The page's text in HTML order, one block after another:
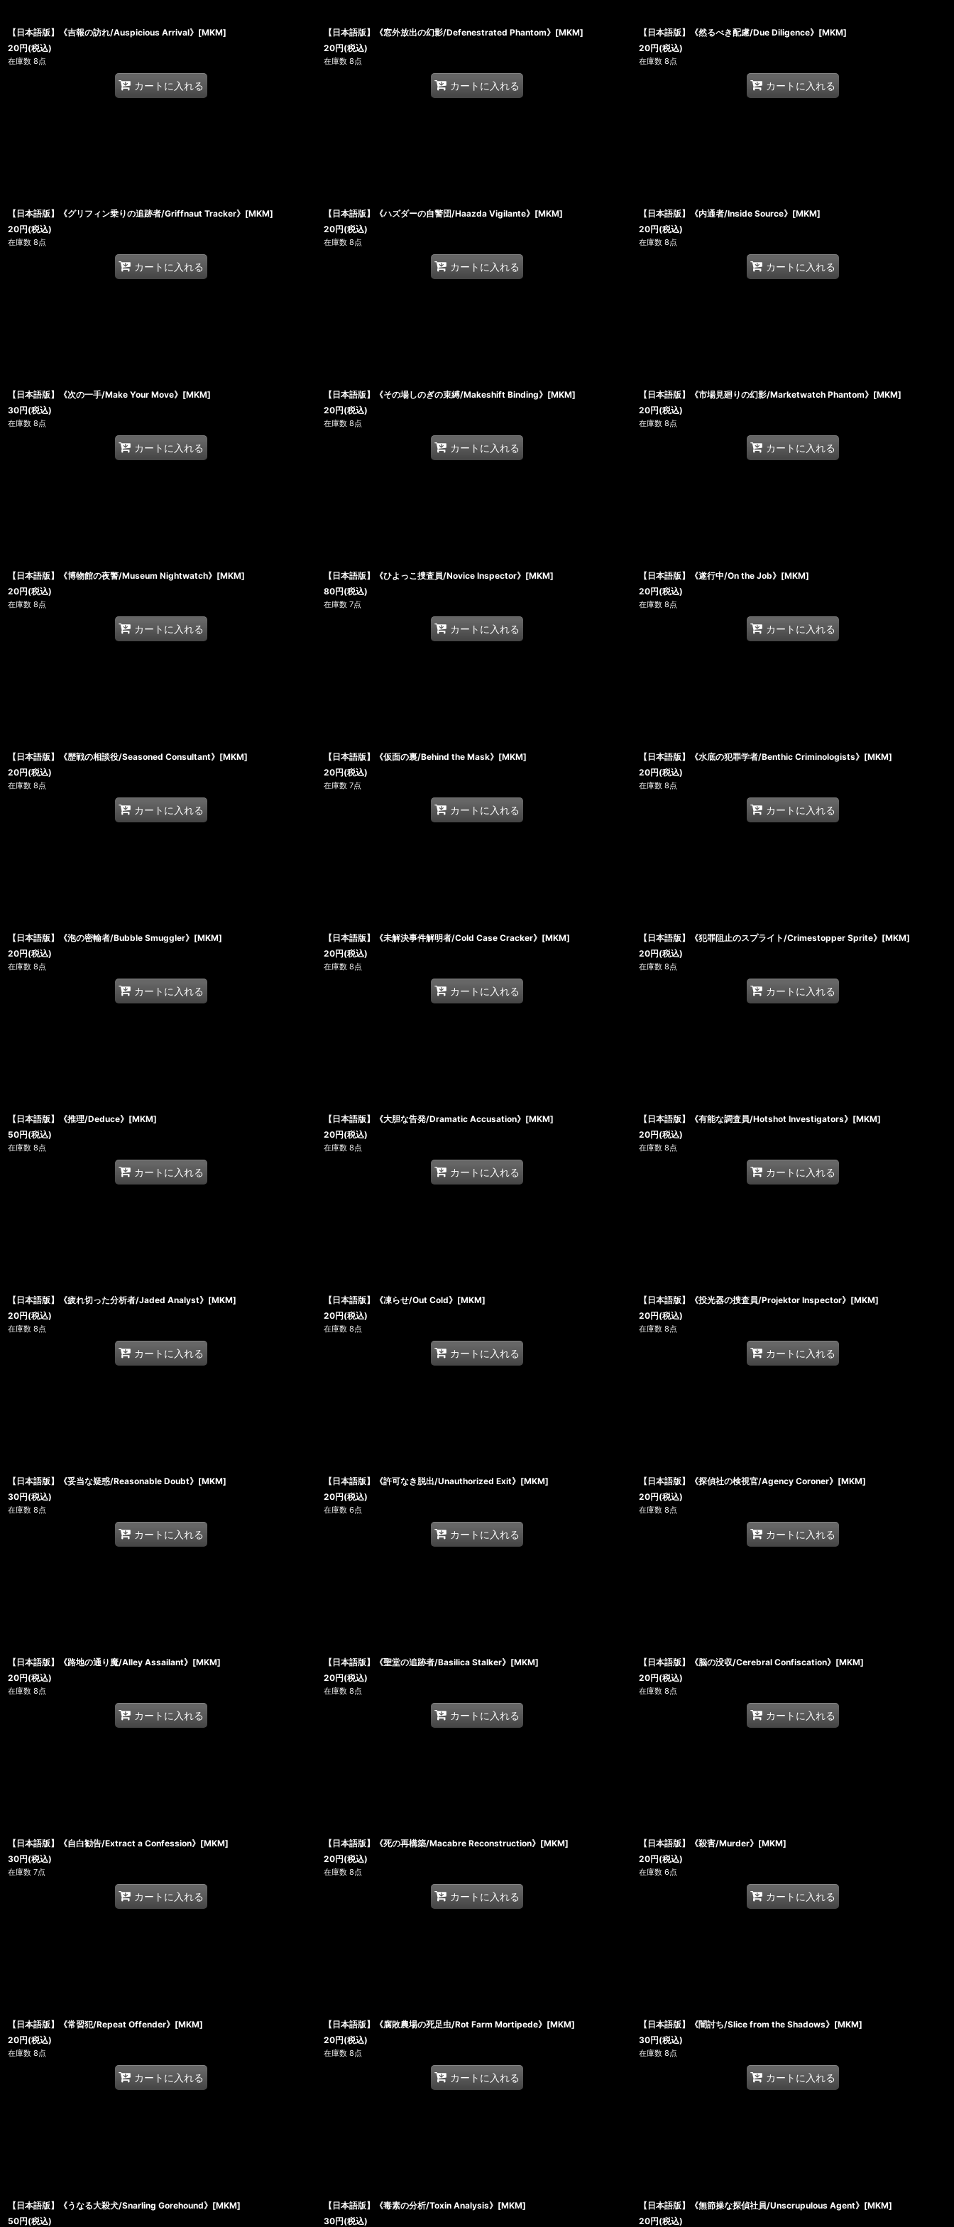
【日本語版】《吉報の訪れ/Auspicious Arrival》[MKM]
20円(税込)
在庫数 8点
カートに入れる
【日本語版】《窓外放出の幻影/Defenestrated Phantom》[MKM]
20円(税込)
在庫数 8点
カートに入れる
【日本語版】《然るべき配慮/Due Diligence》[MKM]
20円(税込)
在庫数 8点
カートに入れる
【日本語版】《グリフィン乗りの追跡者/Griffnaut Tracker》[MKM]
20円(税込)
在庫数 8点
カートに入れる
【日本語版】《ハズダーの自警団/Haazda Vigilante》[MKM]
20円(税込)
在庫数 8点
カートに入れる
【日本語版】《内通者/Inside Source》[MKM]
20円(税込)
在庫数 8点
カートに入れる
【日本語版】《次の一手/Make Your Move》[MKM]
30円(税込)
在庫数 8点
カートに入れる
【日本語版】《その場しのぎの束縛/Makeshift Binding》[MKM]
20円(税込)
在庫数 8点
カートに入れる
【日本語版】《市場見廻りの幻影/Marketwatch Phantom》[MKM]
20円(税込)
在庫数 8点
カートに入れる
【日本語版】《博物館の夜警/Museum Nightwatch》[MKM]
20円(税込)
在庫数 8点
カートに入れる
【日本語版】《ひよっこ捜査員/Novice Inspector》[MKM]
80円(税込)
在庫数 7点
カートに入れる
【日本語版】《遂行中/On the Job》[MKM]
20円(税込)
在庫数 8点
カートに入れる
【日本語版】《歴戦の相談役/Seasoned Consultant》[MKM]
20円(税込)
在庫数 8点
カートに入れる
【日本語版】《仮面の裏/Behind the Mask》[MKM]
20円(税込)
在庫数 7点
カートに入れる
【日本語版】《水底の犯罪学者/Benthic Criminologists》[MKM]
20円(税込)
在庫数 8点
カートに入れる
【日本語版】《泡の密輸者/Bubble Smuggler》[MKM]
20円(税込)
在庫数 8点
カートに入れる
【日本語版】《未解決事件解明者/Cold Case Cracker》[MKM]
20円(税込)
在庫数 8点
カートに入れる
【日本語版】《犯罪阻止のスプライト/Crimestopper Sprite》[MKM]
20円(税込)
在庫数 8点
カートに入れる
【日本語版】《推理/Deduce》[MKM]
50円(税込)
在庫数 8点
カートに入れる
【日本語版】《大胆な告発/Dramatic Accusation》[MKM]
20円(税込)
在庫数 8点
カートに入れる
【日本語版】《有能な調査員/Hotshot Investigators》[MKM]
20円(税込)
在庫数 8点
カートに入れる
【日本語版】《疲れ切った分析者/Jaded Analyst》[MKM]
20円(税込)
在庫数 8点
カートに入れる
【日本語版】《凍らせ/Out Cold》[MKM]
20円(税込)
在庫数 8点
カートに入れる
【日本語版】《投光器の捜査員/Projektor Inspector》[MKM]
20円(税込)
在庫数 8点
カートに入れる
【日本語版】《妥当な疑惑/Reasonable Doubt》[MKM]
30円(税込)
在庫数 8点
カートに入れる
【日本語版】《許可なき脱出/Unauthorized Exit》[MKM]
20円(税込)
在庫数 6点
カートに入れる
【日本語版】《探偵社の検視官/Agency Coroner》[MKM]
20円(税込)
在庫数 8点
カートに入れる
【日本語版】《路地の通り魔/Alley Assailant》[MKM]
20円(税込)
在庫数 8点
カートに入れる
【日本語版】《聖堂の追跡者/Basilica Stalker》[MKM]
20円(税込)
在庫数 8点
カートに入れる
【日本語版】《脳の没収/Cerebral Confiscation》[MKM]
20円(税込)
在庫数 8点
カートに入れる
【日本語版】《自白勧告/Extract a Confession》[MKM]
30円(税込)
在庫数 7点
カートに入れる
【日本語版】《死の再構築/Macabre Reconstruction》[MKM]
20円(税込)
在庫数 8点
カートに入れる
【日本語版】《殺害/Murder》[MKM]
20円(税込)
在庫数 6点
カートに入れる
【日本語版】《常習犯/Repeat Offender》[MKM]
20円(税込)
在庫数 8点
カートに入れる
【日本語版】《腐敗農場の死足虫/Rot Farm Mortipede》[MKM]
20円(税込)
在庫数 8点
カートに入れる
【日本語版】《闇討ち/Slice from the Shadows》[MKM]
30円(税込)
在庫数 8点
カートに入れる
【日本語版】《うなる大殺犬/Snarling Gorehound》[MKM]
50円(税込)
【日本語版】《毒素の分析/Toxin Analysis》[MKM]
30円(税込)
【日本語版】《無節操な探偵社員/Unscrupulous Agent》[MKM]
20円(税込)